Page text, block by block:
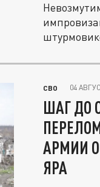
СВО 04
ШАГ ДО
АРМИИ
ЯРА